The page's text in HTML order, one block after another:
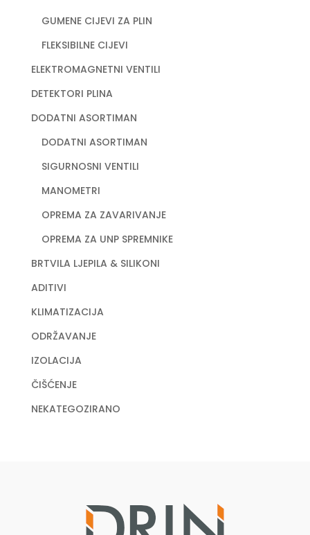
GUMENE CIJEVI ZA PLIN
FLEKSIBILNE CIJEVI
ELEKTROMAGNETNI VENTILI
DETEKTORI PLINA
DODATNI ASORTIMAN
DODATNI ASORTIMAN
SIGURNOSNI VENTILI
MANOMETRI
OPREMA ZA ZAVARIVANJE
OPREMA ZA UNP SPREMNIKE
BRTVILA LJEPILA & SILIKONI
ADITIVI
KLIMATIZACIJA
ODRŽAVANJE
IZOLACIJA
ČIŠĆENJE
NEKATEGOZIRANO